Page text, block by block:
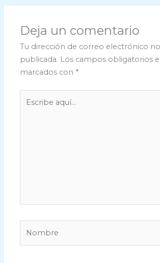
Deja un comentario
Tu dirección de correo electrónico no
publicada. Los campos obligatorios
marcados con *